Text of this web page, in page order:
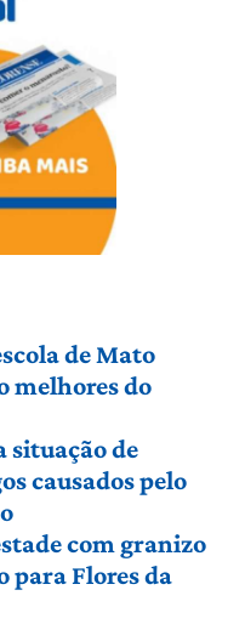
de Mato
melhores do
situação de
causados pelo
com granizo
para Flores da